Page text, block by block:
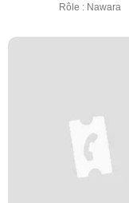
Rôle : Nawara